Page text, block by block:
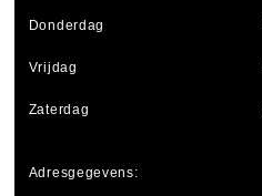
Donderdag
Vrijdag
Zaterdag
Adresgegevens: